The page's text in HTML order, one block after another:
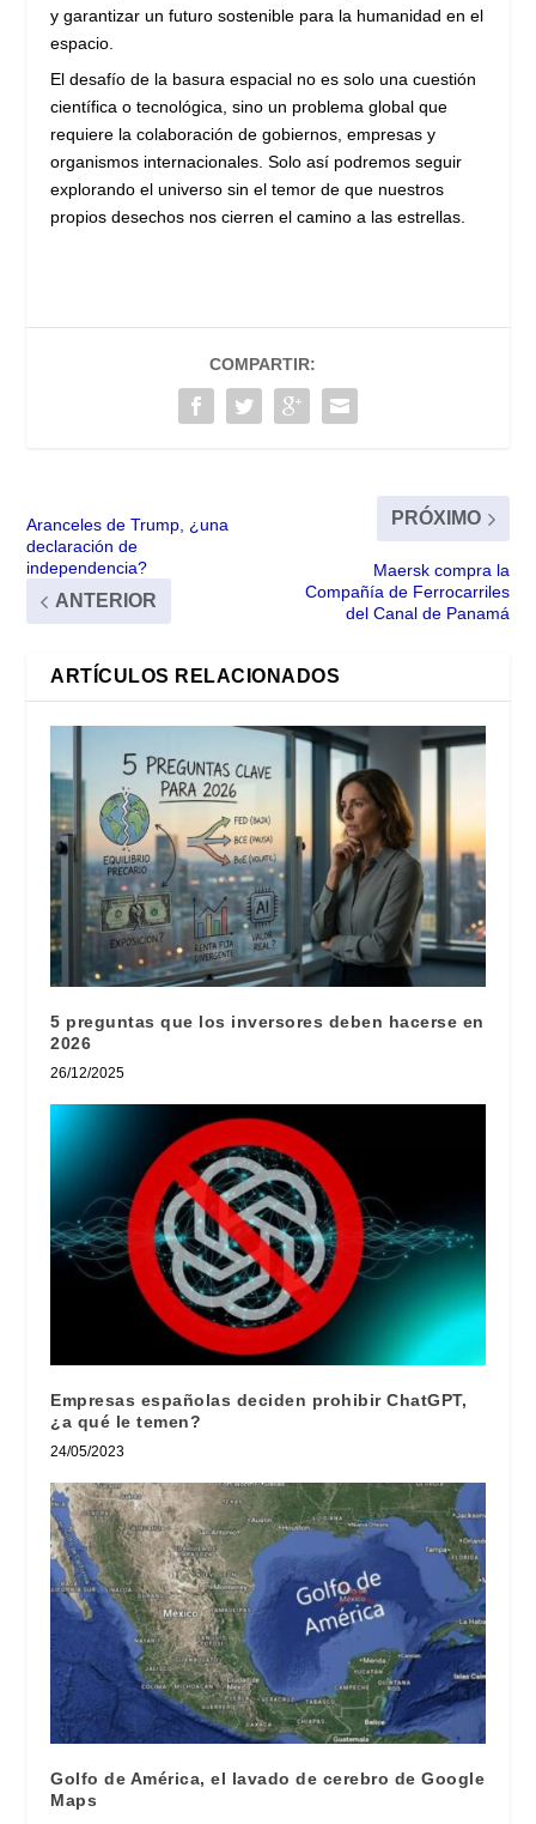
y garantizar un futuro sostenible para la humanidad en el
espacio.
El desafío de la basura espacial no es solo una cuestión
científica o tecnológica, sino un problema global que
requiere la colaboración de gobiernos, empresas y
organismos internacionales. Solo así podremos seguir
explorando el universo sin el temor de que nuestros
propios desechos nos cierren el camino a las estrellas.
COMPARTIR:
Aranceles de Trump, ¿una
declaración de
independencia?
ANTERIOR
PRÓXIMO
Maersk compra la
Compañía de Ferrocarriles
del Canal de Panamá
ARTÍCULOS RELACIONADOS
5 preguntas que los inversores deben hacerse en
2026
26/12/2025
Empresas españolas deciden prohibir ChatGPT,
¿a qué le temen?
24/05/2023
Golfo de América, el lavado de cerebro de Google
Maps